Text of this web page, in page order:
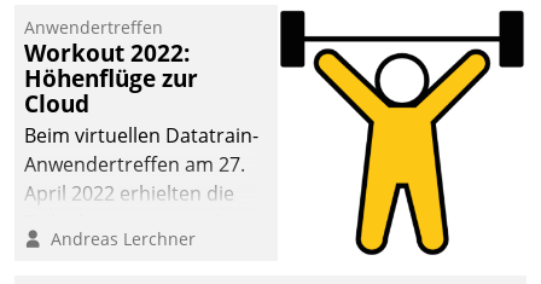
Mammutprojekte
meistern und Workloads
wuppen – bei zunehmend
anspruchsvollen
Aufgaben und
abnehmendem
Anwendertreffen
Workout 2022:
Höhenflüge zur
Cloud
Beim virtuellen Datatrain-
Anwendertreffen am 27.
April 2022 erhielten die
Teilnehmer kurzweilige
Andreas Lerchner